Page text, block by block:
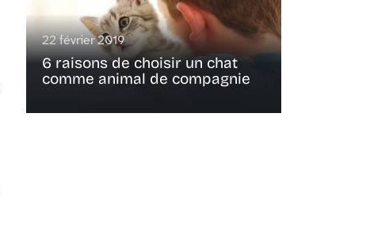
22 février 2019
6 raisons de choisir un chat
comme animal de compagnie